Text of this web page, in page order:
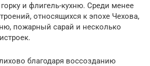
и флигель-кухню. Среди менее
относящихся к эпохе Чехова,
пожарный сарай и несколько
благодаря воссозданию